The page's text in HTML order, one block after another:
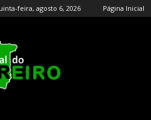
feira, agosto 6, 2026 Página Inicial